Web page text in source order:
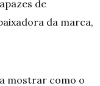
de
da marca,
mostrar como o